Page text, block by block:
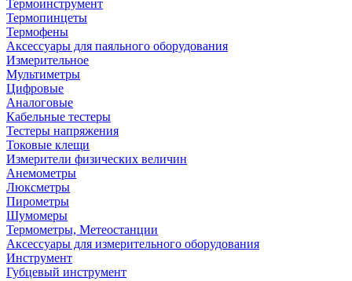
Термоинструмент
Термопинцеты
Термофены
Аксессуары для паяльного оборудования
Измерительное
Мультиметры
Цифровые
Аналоговые
Кабельные тестеры
Тестеры напряжения
Токовые клещи
Измерители физических величин
Анемометры
Люксметры
Пирометры
Шумомеры
Термометры, Метеостанции
Аксессуары для измерительного оборудования
Инструмент
Губцевый инструмент